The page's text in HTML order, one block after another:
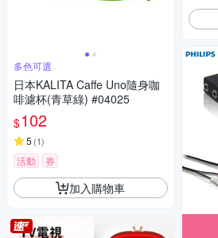
多色可選
日本KALITA Caffe Uno隨身咖
啡濾杯(青草綠) #04025
$102
5 (1)
活動 券
加入購物車